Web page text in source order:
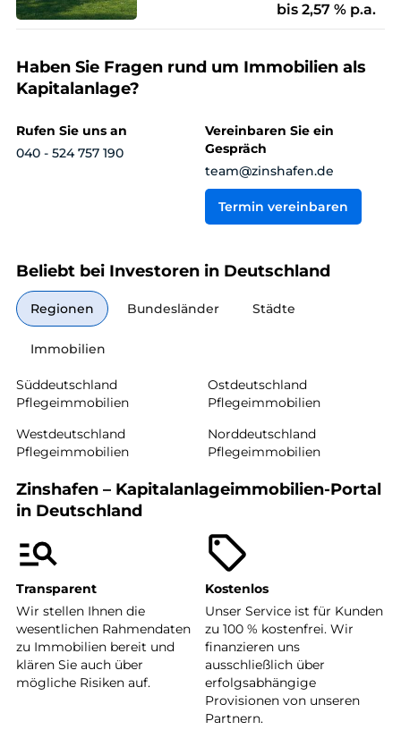
bis 2,57 % p.a.
Haben Sie Fragen rund um Immobilien als
Kapitalanlage?
Rufen Sie uns an
040 - 524 757 190
Vereinbaren Sie ein
Gespräch
team@zinshafen.de
Termin vereinbaren
Beliebt bei Investoren in Deutschland
Regionen Bundesländer Städte
Immobilien
Süddeutschland
Pflegeimmobilien
Ostdeutschland
Pflegeimmobilien
Westdeutschland
Pflegeimmobilien
Norddeutschland
Pflegeimmobilien
Zinshafen – Kapitalanlageimmobilien-Portal
in Deutschland
Transparent
Wir stellen Ihnen die
wesentlichen Rahmendaten
zu Immobilien bereit und
klären Sie auch über
mögliche Risiken auf.
Kostenlos
Unser Service ist für Kunden
zu 100 % kostenfrei. Wir
finanzieren uns
ausschließlich über
erfolgsabhängige
Provisionen von unseren
Partnern.